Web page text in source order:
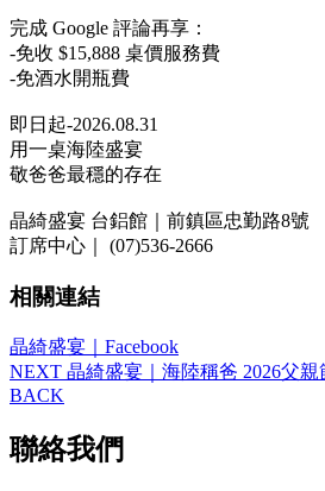
完成 Google 評論再享：
-免收 $15,888 桌價服務費
-免酒水開瓶費
即日起-2026.08.31
用一桌海陸盛宴
敬爸爸最穩的存在
晶綺盛宴 台鋁館｜前鎮區忠勤路8號
訂席中心｜ (07)536-2666
相關連結
晶綺盛宴｜Facebook
NEXT 晶綺盛宴｜海陸稱爸 2026父
BACK
聯絡我們